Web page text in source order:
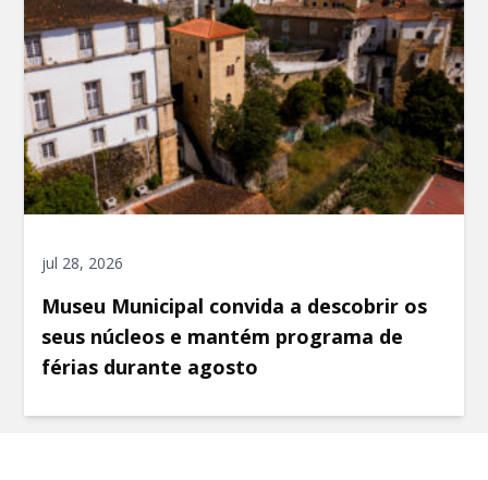
jul 28, 2026
Museu Municipal convida a descobrir os
seus núcleos e mantém programa de
férias durante agosto